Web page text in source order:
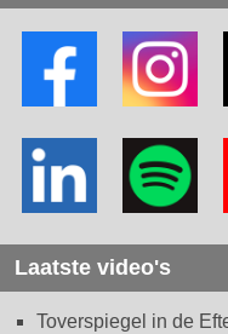
Laatste video's
Toverspiegel in de